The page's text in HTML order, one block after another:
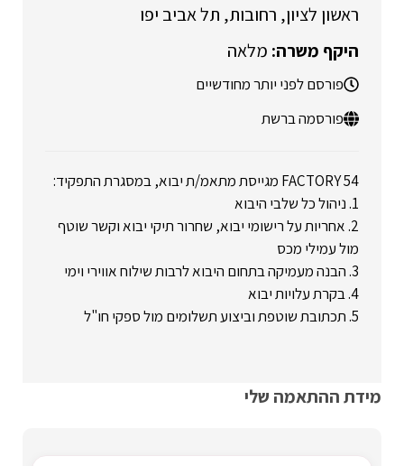
ראשון לציון רחובות תל אביב יפו
מלאה
פורסם לפני יותר מחודשיים
פורסמה ברשת
FACTORY 54 מגייסת מתאמ/ת יבוא, במסגרת התפקיד:
1. ניהול כל שלבי היבוא
2. אחריות על רישומי יבוא, שחרור תיקי יבוא וקשר שוטף
מול עמילי מכס
3. הבנה מעמיקה בתחום היבוא לרבות שילוח אווירי וימי
4. בקרת עלויות יבוא
5. תכתובת שוטפת וביצוע תשלומים מול ספקי חו"ל
מידת ההתאמה שלי